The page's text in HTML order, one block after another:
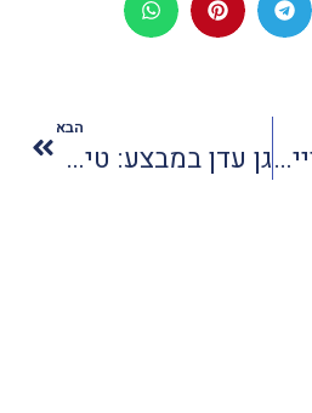
סופ"שים קולינריים במלון 'כנען' מרשת פתאל
הבא
גן עדן במבצע: טיסות לסיישל ב700 דולר בלבד